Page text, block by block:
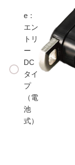
e：
エン
トリ
ー
DC
タイ
プ
（電
池
式）